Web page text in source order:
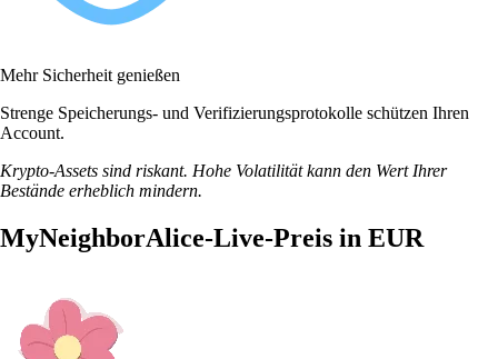
Mehr Sicherheit genießen
Strenge Speicherungs- und Verifizierungsprotokolle schützen Ihren
Account.
Krypto-Assets sind riskant. Hohe Volatilität kann den Wert Ihrer
Bestände erheblich mindern.
MyNeighborAlice-Live-Preis in EUR